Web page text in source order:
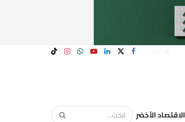
الاقتصاد الأخضر